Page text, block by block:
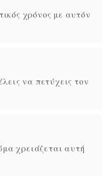
χρόνος με αυτόν
να πετύχεις τον
χρειάζεται αυτή